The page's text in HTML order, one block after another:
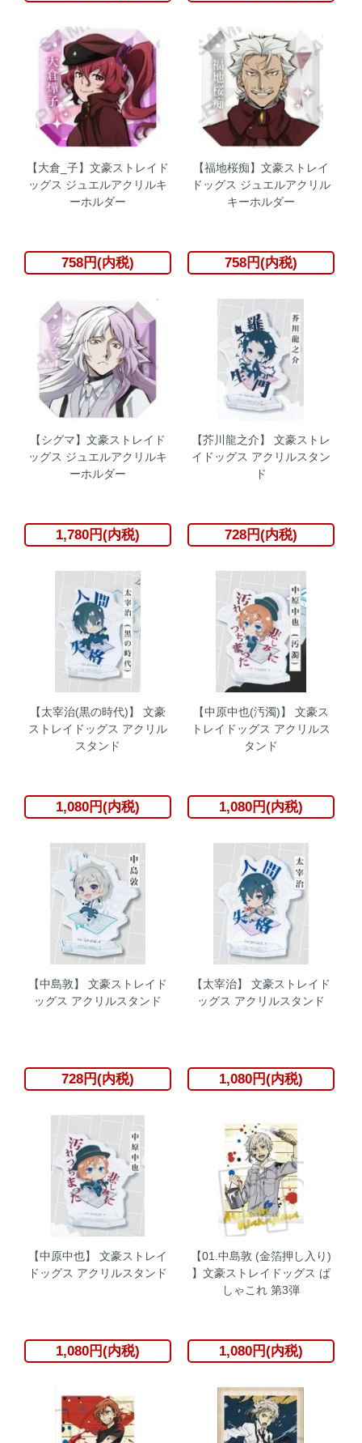
【大倉_子】文豪ストレイド
ッグス ジュエルアクリルキ
ーホルダー
758円(内税)
【福地桜痴】文豪ストレイ
ドッグス ジュエルアクリル
キーホルダー
758円(内税)
【シグマ】文豪ストレイド
ッグス ジュエルアクリルキ
ーホルダー
1,780円(内税)
【芥川龍之介】 文豪ストレ
イドッグス アクリルスタン
ド
728円(内税)
【太宰治(黒の時代)】 文豪
ストレイドッグス アクリル
スタンド
1,080円(内税)
【中原中也(汚濁)】 文豪ス
トレイドッグス アクリルス
タンド
1,080円(内税)
【中島敦】 文豪ストレイド
ッグス アクリルスタンド
728円(内税)
【太宰治】 文豪ストレイド
ッグス アクリルスタンド
1,080円(内税)
【中原中也】 文豪ストレイ
ドッグス アクリルスタンド
1,080円(内税)
【01.中島敦 (金箔押し入り)
】文豪ストレイドッグス ぱ
しゃこれ 第3弾
1,080円(内税)